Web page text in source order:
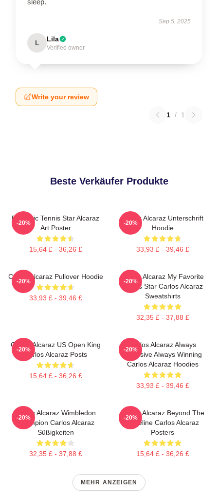
Sep 5, 2025
L Lila
Verified owner
Write your review
1 / 1
Beste Verkäufer Produkte
Dynamic Tennis Star Alcaraz
Art Poster
15,64 £ - 36,26 £
-20%
Carlos Alcaraz Unterschrift
Hoodie
33,93 £ - 39,46 £
-20%
Carlos Alcaraz Pullover Hoodie
33,93 £ - 39,46 £
-20%
Carlos Alcaraz My Favorite
Tennis Star Carlos Alcaraz
Sweatshirts
32,35 £ - 37,88 £
-20%
Carlos Alcaraz US Open King
Carlos Alcaraz Posts
15,64 £ - 36,26 £
-20%
Carlos Alcaraz Always
Explosive Always Winning
Carlos Alcaraz Hoodies
33,93 £ - 39,46 £
-20%
Carlos Alcaraz Wimbledon
Champion Carlos Alcaraz
Süßigkeiten
32,35 £ - 37,88 £
-20%
Carlos Alcaraz Beyond The
Baseline Carlos Alcaraz
Posters
15,64 £ - 36,26 £
-20%
MEHR ANZEIGEN